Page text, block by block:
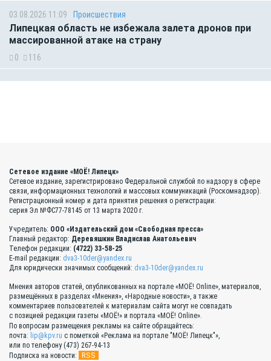
03.08.2026 11:09 Происшествия
Липецкая область не избежала залета дронов при
массированной атаке на страну
0 116
Сетевое издание «МОЁ! Липецк»
Сетевое издание, зарегистрировано Федеральной службой по надзору в сфере
связи, информационных технологий и массовых коммуникаций (Роскомнадзор).
Регистрационный номер и дата принятия решения о регистрации:
серия Эл №ФС77-78145 от 13 марта 2020 г.
Учредитель: ООО «Издательский дом «Свободная пресса»
Главный редактор: Деревяшкин Владислав Анатольевич
Телефон редакции: (4722) 33-58-25
E-mail редакции: dva3-10der@yandex.ru
Для юридически значимых сообщений: dva3-10der@yandex.ru
Мнения авторов статей, опубликованных на портале «МОЁ! Online», материалов,
размещённых в разделах «Мнения», «Народные новости», а также
комментариев пользователей к материалам сайта могут не совпадать
с позицией редакции газеты «МОЁ!» и портала «МОЁ! Online».
По вопросам размещения рекламы на сайте обращайтесь:
почта: lip@kpv.ru с пометкой «Реклама на портале "МОЁ! Липецк"»,
или по телефону (473) 267-94-13
Подписка на новости:
RSS